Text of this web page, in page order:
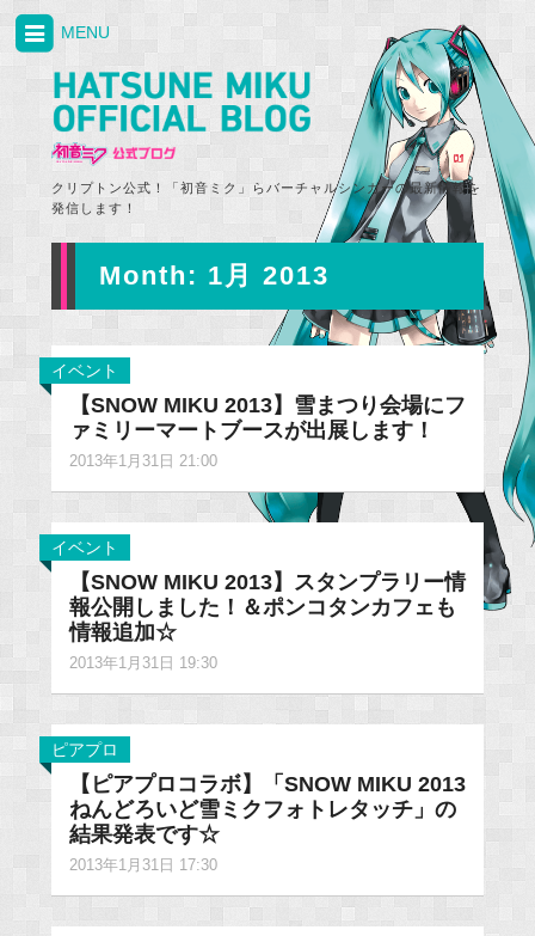
クリプトン公式！「初音ミク」らバーチャルシンガーの最新情報を
発信します！
MENU
Month: 1月 2013
イベント
【SNOW MIKU 2013】雪まつり会場にフ
ァミリーマートブースが出展します！
2013年1月31日 21:00
イベント
【SNOW MIKU 2013】スタンプラリー情
報公開しました！＆ポンコタンカフェも
情報追加☆
2013年1月31日 19:30
ピアプロ
【ピアプロコラボ】「SNOW MIKU 2013
ねんどろいど雪ミクフォトレタッチ」の
結果発表です☆
2013年1月31日 17:30